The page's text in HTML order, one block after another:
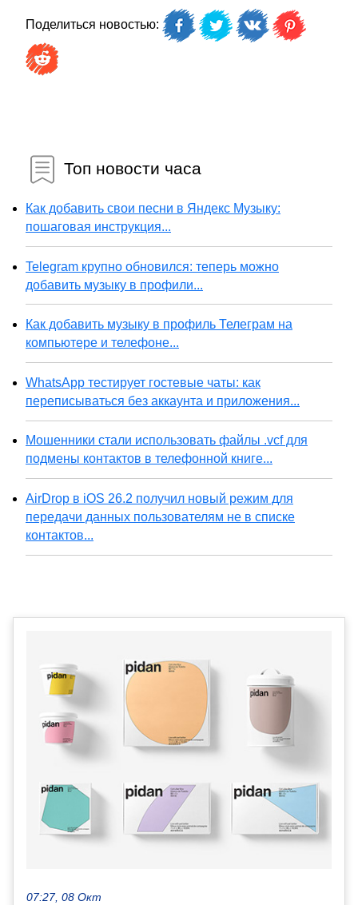
Поделиться новостью:
Топ новости часа
Как добавить свои песни в Яндекс Музыку:
пошаговая инструкция...
Telegram крупно обновился: теперь можно
добавить музыку в профили...
Как добавить музыку в профиль Телеграм на
компьютере и телефоне...
WhatsApp тестирует гостевые чаты: как
переписываться без аккаунта и приложения...
Мошенники стали использовать файлы .vcf для
подмены контактов в телефонной книге...
AirDrop в iOS 26.2 получил новый режим для
передачи данных пользователям не в списке
контактов...
07:27, 08 Окт